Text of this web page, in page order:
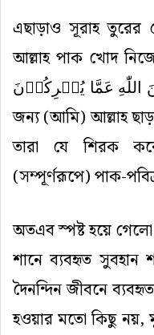
এছাড়াও সূরাহ
আল্লাহ পাক খোদ
اللّٰهِ عَمَّا یُشۡرِکُوۡنَ
জন্য (আমি) আল্লাহ
তারা যে শিরক
(সম্পূর্ণরূপে) পাক-
অতএব স্পষ্ট হয়ে গেলো
শানে ব্যবহৃত সুবহান
দৈনন্দিন জীবনে
হওয়ার মতো কিছু নয়,